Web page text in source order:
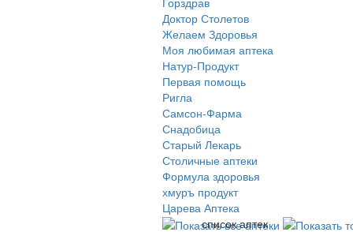
Доктор Столетов
Желаем Здоровья
Моя любимая аптека
Натур-Продукт
Первая помощь
Ригла
Самсон-Фарма
Снадобица
Старый Лекарь
Столичные аптеки
Формула здоровья
хмуръ продукт
Царева Аптека
список аптек